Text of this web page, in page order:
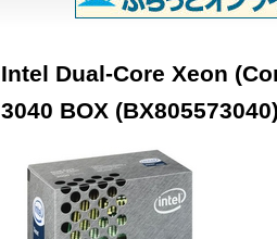
Intel Dual-Core Xeon
3040 BOX